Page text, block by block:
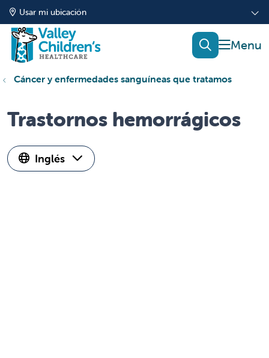
Usar mi ubicación
mostrar
buscar
Cáncer y enfermedades sanguíneas que tratamos
Trastornos hemorrágicos
Inglés